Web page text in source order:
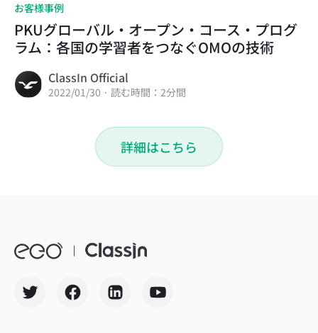
お客様事例
PKUグローバル・オープン・コース・プログ
ラム：各国の学習者をつなぐOMOの技術
ClassIn Official
2022/01/30 · 読む時間：2分間
詳細はこちら